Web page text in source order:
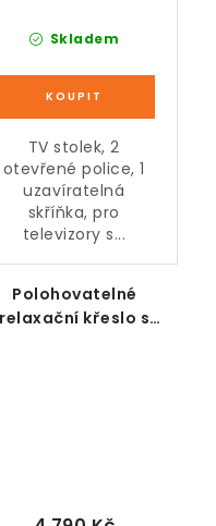
Skladem
TV stolek, 2
otevřené police, 1
uzavíratelná
skříňka, pro
televizory s...
Polohovatelné
relaxační křeslo s